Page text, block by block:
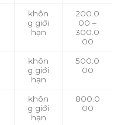
khôn
g giới
hạn
200.0
00 –
300.0
00
khôn
g giới
hạn
500.0
00
khôn
g giới
hạn
800.0
00